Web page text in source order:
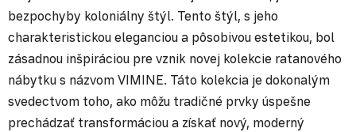
bezpochyby koloniálny štýl. Tento štýl, s jeho
charakteristickou eleganciou a pôsobivou estetikou, bol
zásadnou inšpiráciou pre vznik novej kolekcie ratanového
nábytku s názvom VIMINE. Táto kolekcia je dokonalým
svedectvom toho, ako môžu tradičné prvky úspešne
prechádzať transformáciou a získať nový, moderný